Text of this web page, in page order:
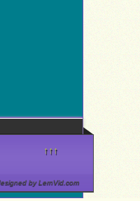
↑↑↑
by LernVid.com